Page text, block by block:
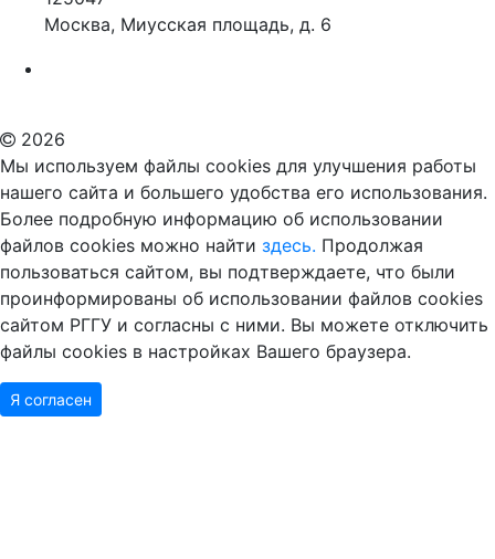
125047
2026
Мы используем файлы cookies для улучшения работы
нашего сайта и большего удобства его использования.
Более подробную информацию об использовании
файлов cookies можно найтиздесь.Продолжая
пользоваться сайтом, вы подтверждаете, что были
проинформированы об использовании файлов cookies
сайтом РГГУ и согласны с ними. Вы можете отключить
файлы cookies в настройках Вашего браузера.